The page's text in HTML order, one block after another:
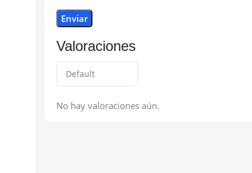
Valoraciones
No hay valoraciones aún.